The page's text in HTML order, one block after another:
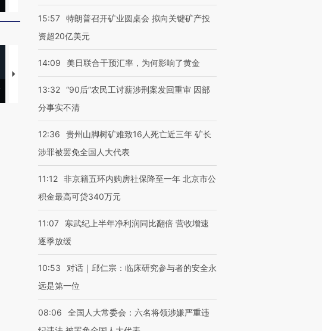
育部长拱下台
飞地休达
【推广】走进第四届链博
会，让数智科技“链”接产
【特别呈现】寻找100种
有意思的生活方式·第三对
【商旅对话】华住集团
CFO：不靠规模取胜，华
住三大增长引擎是什么？
15:57 特朗普召开矿业圆桌会 拟向关键矿产投
资超20亿美元
14:09 美日联合干预汇率，为何影响了黄金
13:32 “90后”农民工讨薪涉刑案发回重审 因部
分事实不清
12:36
贵州山脚树矿难致16人死亡近三年 矿长
涉罪被罢免全国人大代表
11:12 非京籍五环内购房社保降至一年 北京市公
积金最高可贷340万元
11:07
寒武纪上半年净利润同比翻倍 营收增速
逐季放缓
10:53
对话｜邱仁宗：临床研究参与者的安全永
远是第一位
08:06
全国人大常委会：六名将领涉嫌严重违